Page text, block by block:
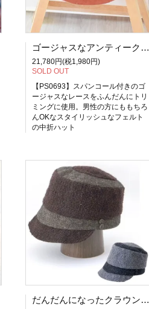
ゴージャスなアンティークレースをふんだんに使ったフェルトソフトハット【PS0693】
21,780円(税1,980円)
SOLD OUT
【PS0693】スパンコール付きのゴ
ージャスなレースをふんだんにトリ
ミングに使用。男性の方にももちろ
んOKなスタイリッシュなフェルト
の中折ハット
だんだんになったクラウンが個性的なキャスケット【だんだんキャスケット】レディース帽子 サイズ調整OK PL1527